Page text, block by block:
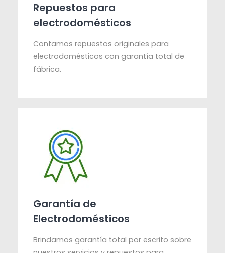
Repuestos para
electrodomésticos
Contamos repuestos originales para
electrodomésticos con garantía total de
fábrica.
Garantía de
Electrodomésticos
Brindamos garantía total por escrito sobre